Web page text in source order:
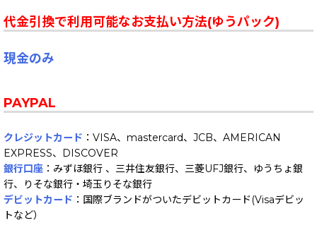
代金引換で利用可能なお支払い方法(ゆうパック)
現金のみ
PAYPAL
クレジットカード ：VISA、mastercard、JCB、AMERICAN
EXPRESS、DISCOVER
銀行口座 ：みずほ銀行 、三井住友銀行、三菱UFJ銀行、ゆうちょ銀
行、りそな銀行・埼玉りそな銀行
デビットカード ：国際ブランドがついたデビットカード(Visaデビッ
トなど）